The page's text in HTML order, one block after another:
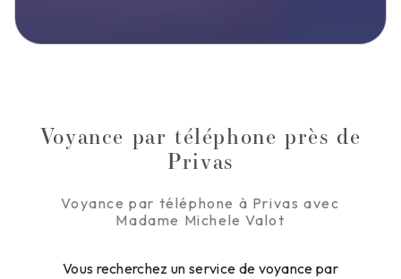
Voyance par téléphone près de
Privas
Voyance par téléphone à Privas avec
Madame Michele Valot
Vous recherchez un service de voyance par